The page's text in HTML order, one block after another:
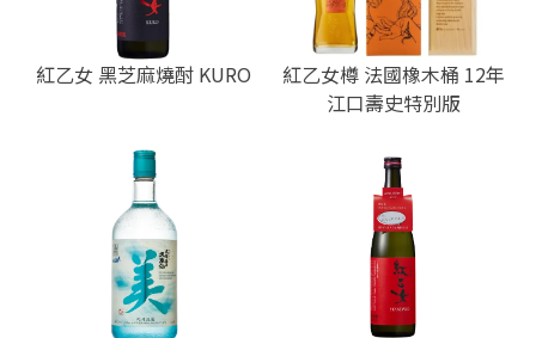
紅乙女 黑芝麻燒酎 KURO
紅乙女樽 法國橡木桶 12年
江口壽史特別版